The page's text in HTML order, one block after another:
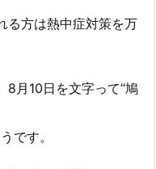
る方は熱中症対策を万
月10日を文字って’’鳩
です。